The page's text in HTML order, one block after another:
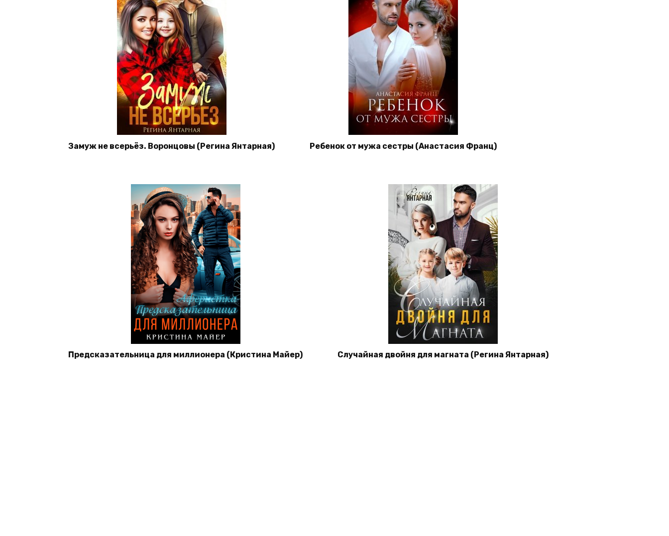
Замуж не всерьёз. Воронцовы (Регина Янтарная) Ребенок от мужа сестры (Анастасия Франц)
Предсказательница для миллионера (Кристина Майер) Случайная двойня для магната (Регина Янтарная)